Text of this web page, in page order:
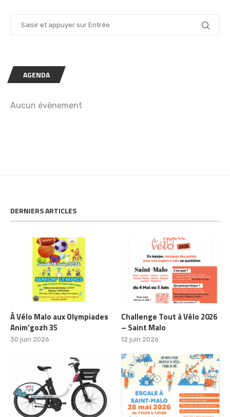
AGENDA
Aucun évènement
DERNIERS ARTICLES
À Vélo Malo aux Olympiades
Anim’gozh 35
30 juin 2026
Challenge Tout à Vélo 2026
– Saint Malo
12 juin 2026